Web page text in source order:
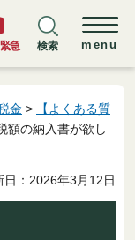
急 検索 menu
金 >
【よくある質
額の納入書が欲し
日：2026年3月12日